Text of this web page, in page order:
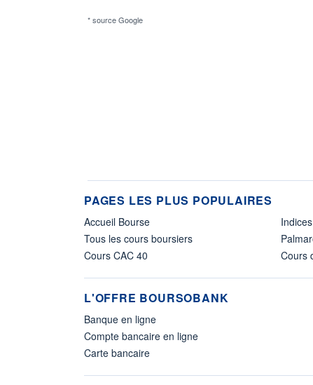
* source Google
PAGES LES PLUS POPULAIRES
Accueil Bourse
Tous les cours boursiers
Cours CAC 40
Cours
L'OFFRE BOURSOBANK
Banque en ligne
Compte bancaire en ligne
Carte bancaire